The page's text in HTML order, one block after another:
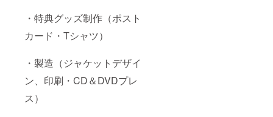
・特典グッズ制作（ポスト
カード・Tシャツ）
・製造（ジャケットデザイ
ン、印刷・CD＆DVDプレ
ス）